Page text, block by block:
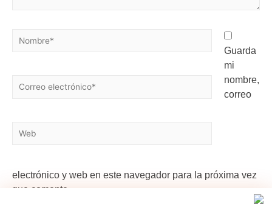
Guarda
mi
nombre,
correo
electrónico y web en este navegador para la próxima vez
que comente.